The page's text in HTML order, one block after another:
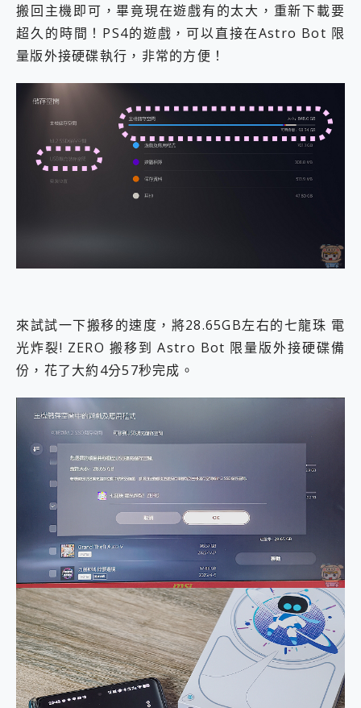
搬回主機即可，畢竟現在遊戲有的太大，重新下載要
超久的時間！PS4的遊戲，可以直接在Astro Bot 限
量版外接硬碟執行，非常的方便！
來試試一下搬移的速度，將28.65GB左右的七龍珠 電
光炸裂! ZERO 搬移到 Astro Bot 限量版外接硬碟備
份，花了大約4分57秒完成。